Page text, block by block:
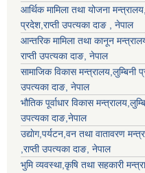
आर्थिक मामिला तथा योजना मन्त्रालय,
प्रदेश ,राप्ती उपत्यका दाङ , नेपाल
आन्तरिक मामिला तथा कानून
राप्ती उपत्यका दाङ , नेपाल
सामाजिक विकास मन्त्रालय, लुम्बिनी
उपत्यका दाङ , नेपाल
भौतिक पूर्वाधार विकास मन्त्रालय,
उपत्यका दाङ ,नेपाल
उद्याेग,पर्यटन,वन तथा वातावरण
राप्ती उपत्यका दाङ , नेपाल
भुमि व्यवस्था,कृषि तथा सहकारी